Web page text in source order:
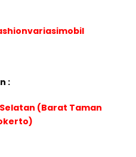
:
(Barat Taman